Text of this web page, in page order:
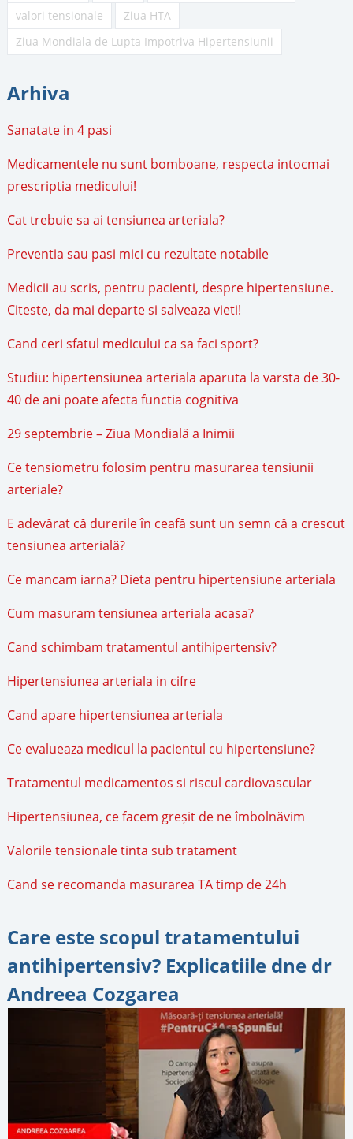
valori tensionale
Ziua HTA
Ziua Mondiala de Lupta Impotriva Hipertensiunii
Arhiva
Sanatate in 4 pasi
Medicamentele nu sunt bomboane, respecta intocmai
prescriptia medicului!
Cat trebuie sa ai tensiunea arteriala?
Preventia sau pasi mici cu rezultate notabile
Medicii au scris, pentru pacienti, despre hipertensiune.
Citeste, da mai departe si salveaza vieti!
Cand ceri sfatul medicului ca sa faci sport?
Studiu: hipertensiunea arteriala aparuta la varsta de 30-
40 de ani poate afecta functia cognitiva
29 septembrie – Ziua Mondială a Inimii
Ce tensiometru folosim pentru masurarea tensiunii
arteriale?
E adevărat că durerile în ceafă sunt un semn că a crescut
tensiunea arterială?
Ce mancam iarna? Dieta pentru hipertensiune arteriala
Cum masuram tensiunea arteriala acasa?
Cand schimbam tratamentul antihipertensiv?
Hipertensiunea arteriala in cifre
Cand apare hipertensiunea arteriala
Ce evalueaza medicul la pacientul cu hipertensiune?
Tratamentul medicamentos si riscul cardiovascular
Hipertensiunea, ce facem greșit de ne îmbolnăvim
Valorile tensionale tinta sub tratament
Cand se recomanda masurarea TA timp de 24h
Care este scopul tratamentului
antihipertensiv? Explicatiile dne dr
Andreea Cozgarea